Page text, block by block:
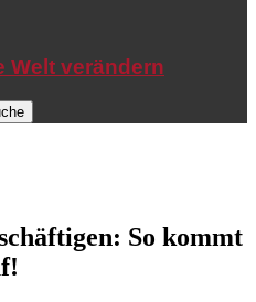
Welt verändern
So kommt